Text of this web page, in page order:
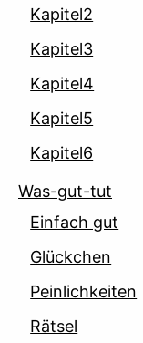
Kapitel2
Kapitel3
Kapitel4
Kapitel5
Kapitel6
Was-gut-tut
Einfach gut
Glückchen
Peinlichkeiten
Rätsel